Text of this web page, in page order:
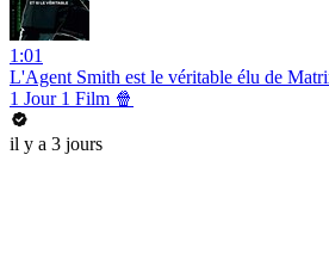
1:01
L'Agent Smith est le véritable élu de
1 Jour 1 Film 🍿
il y a 3 jours